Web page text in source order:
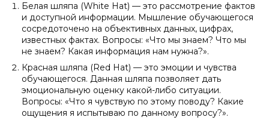
Белая шляпа (White Hat) — это рассмотрение фактов
и доступной информации. Мышление обучающегося
сосредоточено на объективных данных, цифрах,
известных фактах. Вопросы: «Что мы знаем? Что мы
не знаем? Какая информация нам нужна?».
Красная шляпа (Red Hat) — это эмоции и чувства
обучающегося. Данная шляпа позволяет дать
эмоциональную оценку какой-либо ситуации.
Вопросы: «Что я чувствую по этому поводу? Какие
ощущения я испытываю по данному вопросу?».